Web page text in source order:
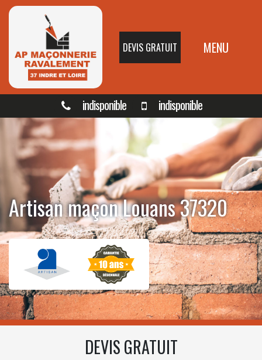
DEVIS GRATUIT MENU
indisponible indisponible
Artisan maçon Louans 37320
DEVIS GRATUIT